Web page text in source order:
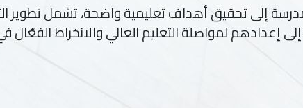
إلى تحقيق أهداف تعليمية واضحة، تشمل تطوير
إلى إعدادهم لمواصلة التعليم العالي والانخراط